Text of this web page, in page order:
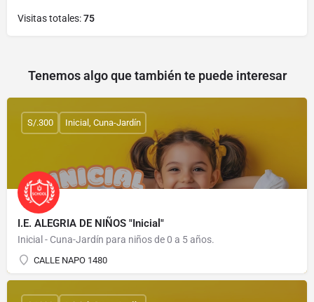
Visitas totales:75
Tenemos algo que también te puede interesar
I.E. ALEGRIA DE NIÑOS "Inicial"
Inicial - Cuna-Jardín para niños de 0 a 5 años.
CALLE NAPO 1480
S/.300 Inicial, Cuna-Jardín